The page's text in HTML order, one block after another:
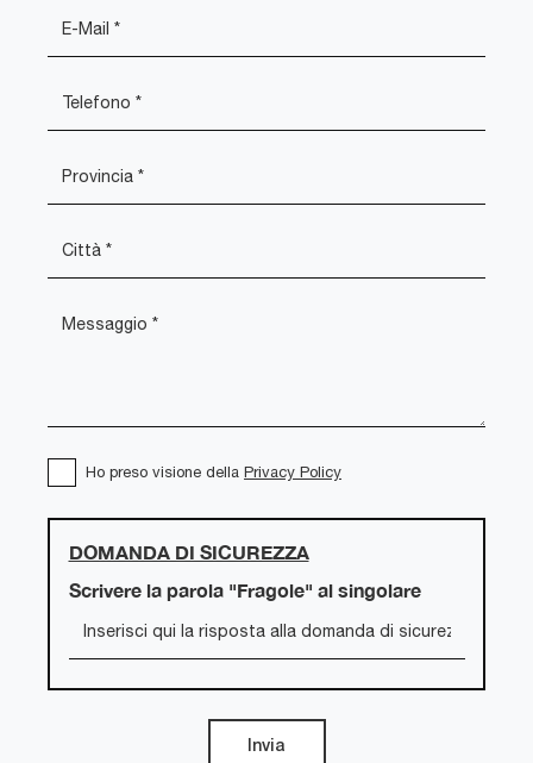
Ho preso visione della Privacy Policy
DOMANDA DI SICUREZZA
Scrivere la parola "Fragole" al singolare
Invia